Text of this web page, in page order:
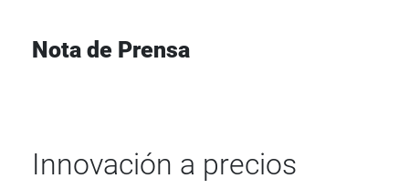
Nota de Prensa
Innovación a precios